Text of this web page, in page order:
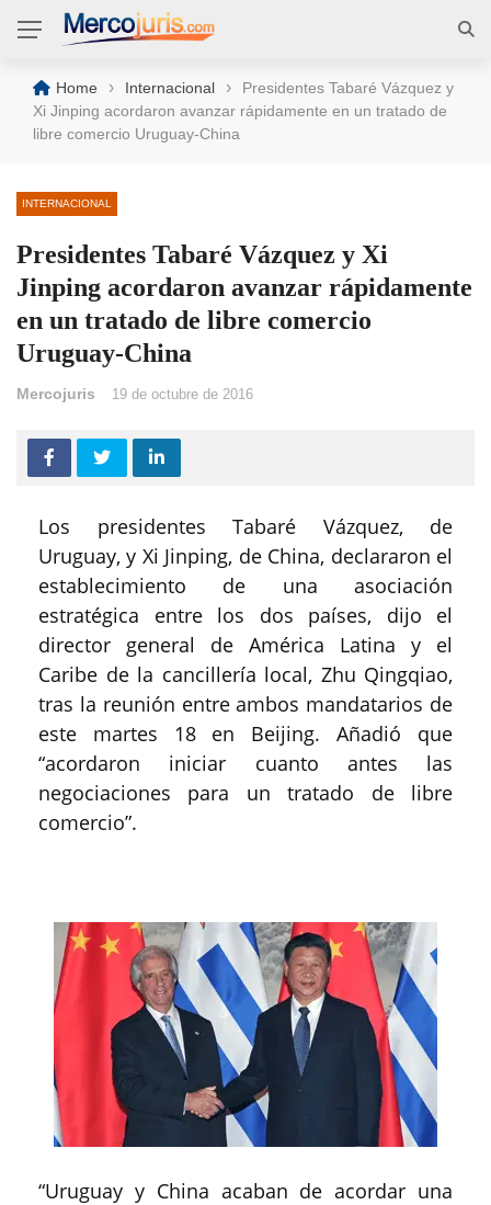
Home › Internacional ›
Presidentes Tabaré Vázquez y
Xi Jinping acordaron avanzar rápidamente en un tratado de
libre comercio Uruguay-China
INTERNACIONAL
Presidentes Tabaré Vázquez y Xi
Jinping acordaron avanzar rápidamente
en un tratado de libre comercio
Uruguay-China
Mercojuris 19 de octubre de 2016
Los presidentes Tabaré Vázquez, de
Uruguay, y Xi Jinping, de China, declararon el
establecimiento de una asociación
estratégica entre los dos países, dijo el
director general de América Latina y el
Caribe de la cancillería local, Zhu Qingqiao,
tras la reunión entre ambos mandatarios de
este martes 18 en Beijing. Añadió que
“acordaron iniciar cuanto antes las
negociaciones para un tratado de libre
comercio”.
“Uruguay y China acaban de acordar una